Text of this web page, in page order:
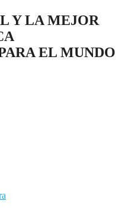
Y LA MEJOR
EL MUNDO